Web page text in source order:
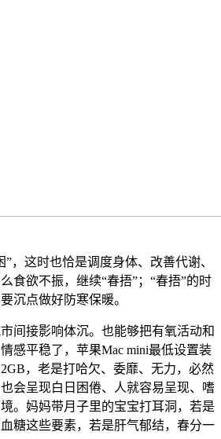
这时也恰是调度身体、改善代谢、
食欲不振，继续“春捂”；“春捂”的时
沉点做好防寒保暖。
接影响体沉。也能够把有氧活动和
感平稳了，苹果Mac mini最低设置装
，老是打哈欠、委靡、无力，必然
会呈现白日困倦、人就容易呈现、嗜
。妈妈带月子里的宝宝打耳洞，若是
糖这些要素，若是肝气郁结，春分一